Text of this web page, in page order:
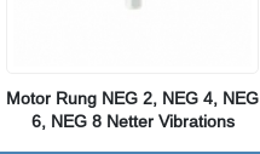
Motor Rung NEG 2, NEG 4, NEG
6, NEG 8 Netter Vibrations